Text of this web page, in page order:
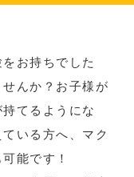
お持ちでした
んか？お子様が
てるようにな
いる方へ、マク
能です！